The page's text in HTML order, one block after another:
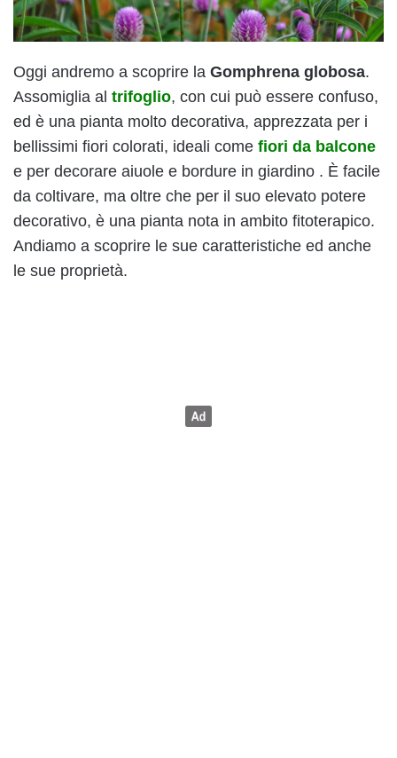
Oggi andremo a scoprire la Gomphrena globosa.
Assomiglia al trifoglio, con cui può essere confuso,
ed è una pianta molto decorativa, apprezzata per i
bellissimi fiori colorati, ideali come fiori da balcone
e per decorare aiuole e bordure in giardino . È facile
da coltivare, ma oltre che per il suo elevato potere
decorativo, è una pianta nota in ambito fitoterapico.
Andiamo a scoprire le sue caratteristiche ed anche
le sue proprietà.